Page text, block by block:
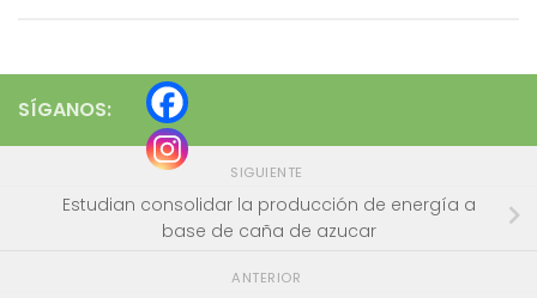
SÍGANOS:
SIGUIENTE
Estudian consolidar la producción de energía a
base de caña de azucar
ANTERIOR